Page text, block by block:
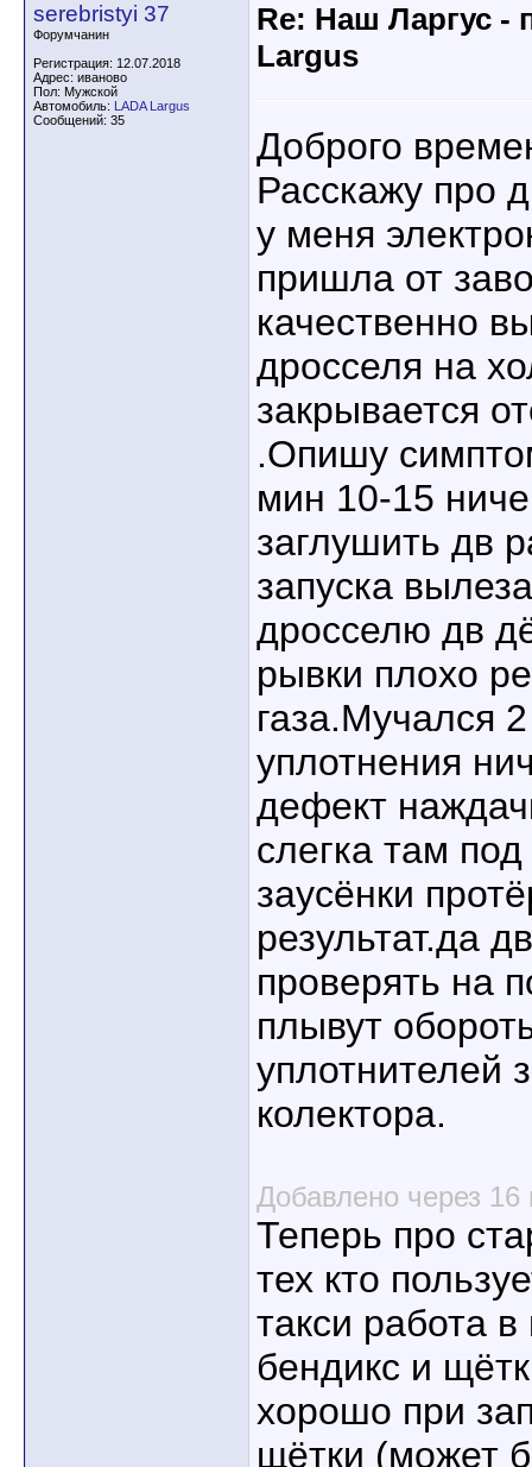
serebristyi 37
Форумчанин
Регистрация: 12.07.2018
Адрес: иваново
Пол: Мужской
Автомобиль: LADA Largus
Сообщений: 35
Re: Наш Ларгус -
Largus
Доброго
Расскажу про
у меня
пришла от
качественно
дросселя на
закрывается
.Опишу
мин 10-15
заглушить дв
запуска
дросселю дв
рывки плохо
газа.Мучался
уплотнения
дефект
слегка там
заусёнки
результат.да
проверять на
плывут
уплотнителей
колектора.
Добавлено через 16
Теперь про
тех кто
такси работа
бендикс и
хорошо при
щётки (может